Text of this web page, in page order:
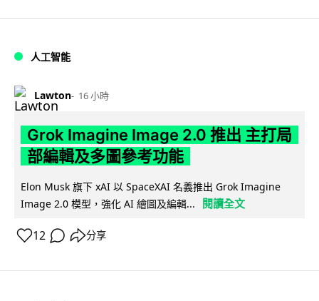
人工智能
Lawton 16 小時
Grok Imagine Image 2.0 推出 主打局
部編輯及多圖參考功能
Elon Musk 旗下 xAI 以 SpaceXAI 名義推出 Grok Imagine
Image 2.0 模型，強化 AI 繪圖及編輯...
閱讀全文
12 分享